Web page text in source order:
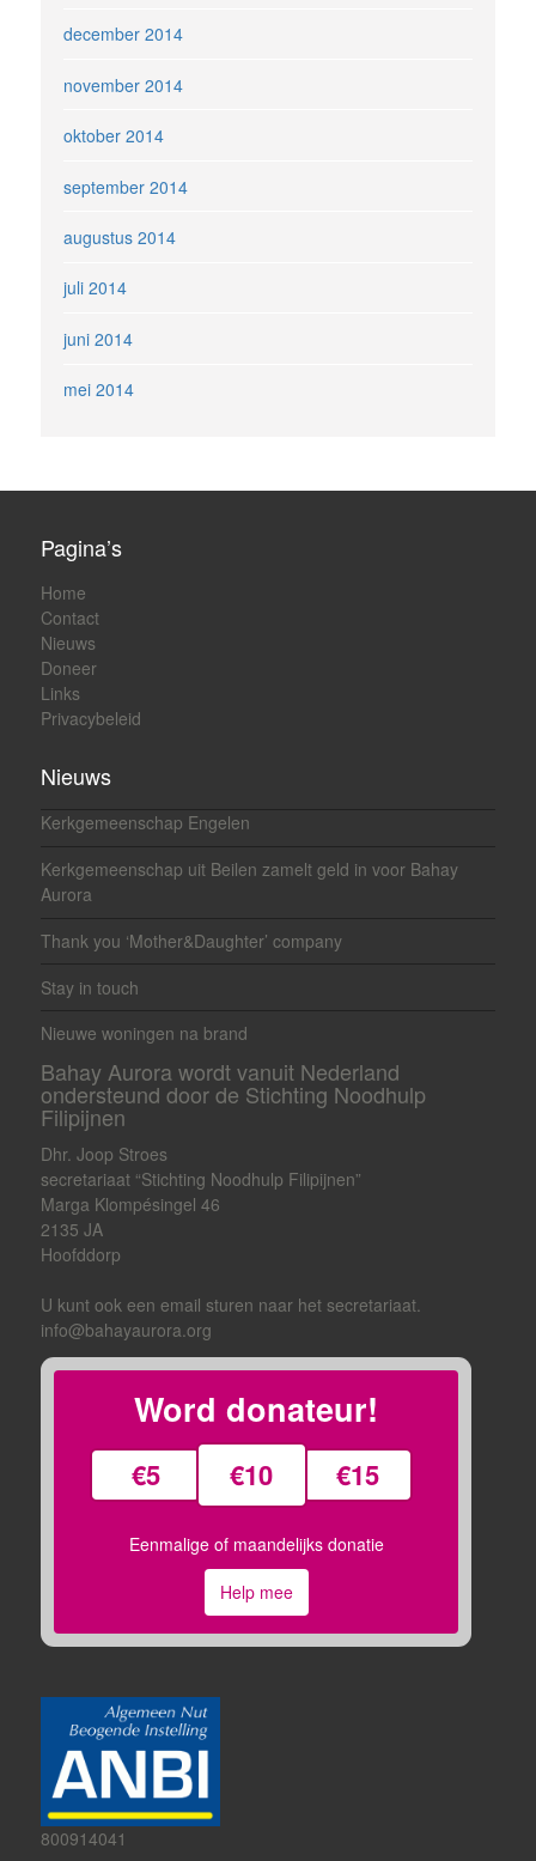
december 2014
november 2014
oktober 2014
september 2014
augustus 2014
juli 2014
juni 2014
mei 2014
Pagina’s
Home
Contact
Nieuws
Doneer
Links
Privacybeleid
Nieuws
Kerkgemeenschap Engelen
Kerkgemeenschap uit Beilen zamelt geld in voor Bahay
Aurora
Thank you ‘Mother&Daughter’ company
Stay in touch
Nieuwe woningen na brand
Bahay Aurora wordt vanuit Nederland
ondersteund door de Stichting Noodhulp
Filipijnen
Dhr. Joop Stroes
secretariaat “Stichting Noodhulp Filipijnen”
Marga Klompésingel 46
2135 JA
Hoofddorp
U kunt ook een email sturen naar het secretariaat.
info@bahayaurora.org
Word donateur!
€5 €10 €15
Eenmalige of maandelijks donatie
Help mee
800914041